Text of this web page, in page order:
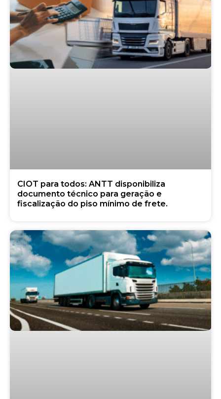
CIOT para todos: ANTT disponibiliza
documento técnico para geração e
fiscalização do piso mínimo de frete.